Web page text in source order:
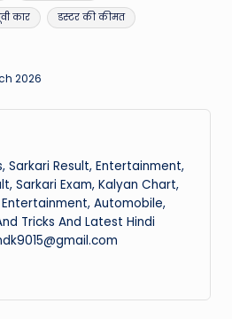
कार डस्टर की कीमत
2026
Sarkari Result, Entertainment,
Sarkari Exam, Kalyan Chart,
Automobile,
Tricks And Latest Hindi